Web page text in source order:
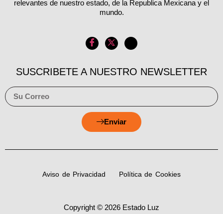
relevantes de nuestro estado, de la Republica Mexicana y el
mundo.
SUSCRIBETE A NUESTRO NEWSLETTER
Enviar
Copyright © 2026 Estado Luz
Aviso de Privacidad Política de Cookies